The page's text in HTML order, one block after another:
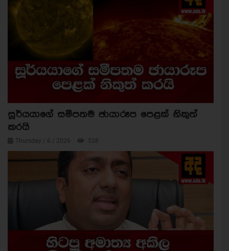
සූර්යයාගේ සමීපතම ඡායාරූප පෙළක් නිකුත්
කරයි
Thursday / 6 / 2026 538